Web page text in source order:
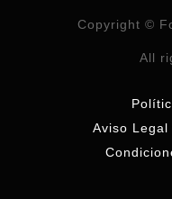
Copyright ©
All
Aviso